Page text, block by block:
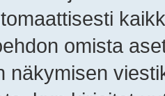
omista
näkymisen